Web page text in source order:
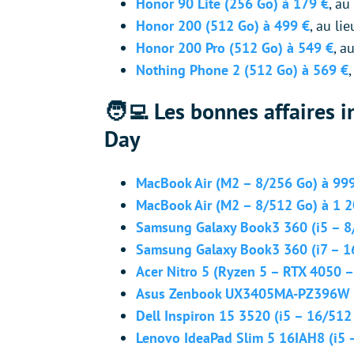
Honor 200 (512 Go) à 499 €, au
Honor 200 Pro (512 Go) à 549 €,
Nothing Phone 2 (512 Go) à 569 €
🧑‍💻 Les bonnes affaires
Day
MacBook Air (M2 – 8/256 Go) à
MacBook Air (M2 – 8/512 Go) à 1
Samsung Galaxy Book3 360 (i5 –
Samsung Galaxy Book3 360 (i7 –
Acer Nitro 5 (Ryzen 5 – RTX 4050
Asus Zenbook UX3405MA-
Dell Inspiron 15 3520 (i5 – 16/512
Lenovo IdeaPad Slim 5 16IAH8 (i5